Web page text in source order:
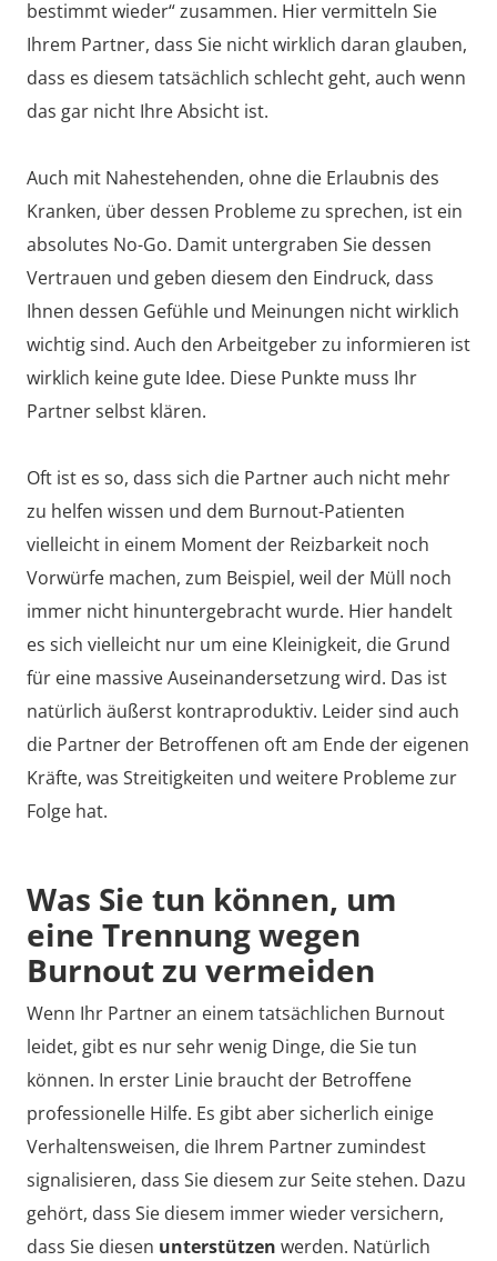
bestimmt wieder“ zusammen. Hier vermitteln Sie
Ihrem Partner, dass Sie nicht wirklich daran glauben,
dass es diesem tatsächlich schlecht geht, auch wenn
das gar nicht Ihre Absicht ist.
Auch mit Nahestehenden, ohne die Erlaubnis des
Kranken, über dessen Probleme zu sprechen, ist ein
absolutes No-Go. Damit untergraben Sie dessen
Vertrauen und geben diesem den Eindruck, dass
Ihnen dessen Gefühle und Meinungen nicht wirklich
wichtig sind. Auch den Arbeitgeber zu informieren ist
wirklich keine gute Idee. Diese Punkte muss Ihr
Partner selbst klären.
Oft ist es so, dass sich die Partner auch nicht mehr
zu helfen wissen und dem Burnout-Patienten
vielleicht in einem Moment der Reizbarkeit noch
Vorwürfe machen, zum Beispiel, weil der Müll noch
immer nicht hinuntergebracht wurde. Hier handelt
es sich vielleicht nur um eine Kleinigkeit, die Grund
für eine massive Auseinandersetzung wird. Das ist
natürlich äußerst kontraproduktiv. Leider sind auch
die Partner der Betroffenen oft am Ende der eigenen
Kräfte, was Streitigkeiten und weitere Probleme zur
Folge hat.
Was Sie tun können, um
eine Trennung wegen
Burnout zu vermeiden
Wenn Ihr Partner an einem tatsächlichen Burnout
leidet, gibt es nur sehr wenig Dinge, die Sie tun
können. In erster Linie braucht der Betroffene
professionelle Hilfe. Es gibt aber sicherlich einige
Verhaltensweisen, die Ihrem Partner zumindest
signalisieren, dass Sie diesem zur Seite stehen. Dazu
gehört, dass Sie diesem immer wieder versichern,
dass Sie diesen unterstützen werden. Natürlich